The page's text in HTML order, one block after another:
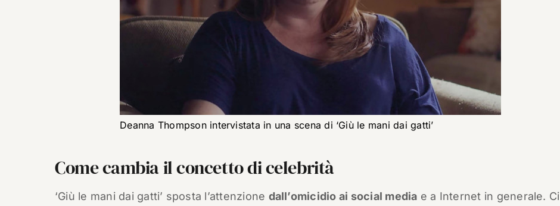
Deanna Thompson intervistata in una scena di ‘Giù le mani dai gatti’
Come cambia il concetto di celebrità
‘Giù le mani dai gatti’ sposta l’attenzione dall’omicidio ai social media e a Internet in generale. Ci